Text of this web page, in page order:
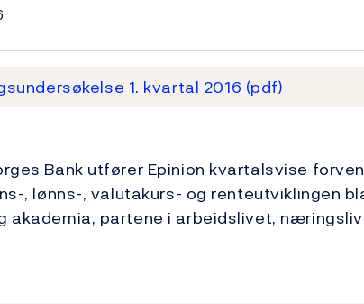
1. kvartal 2016 (pdf)
Bank utfører Epinion kvartalsvise
, lønns-, valutakurs- og renteutviklingen
akademia, partene i arbeidslivet,